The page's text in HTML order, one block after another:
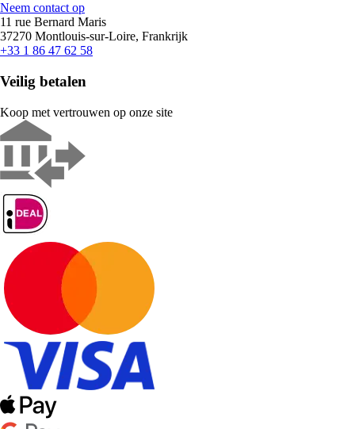
Neem contact op
11 rue Bernard Maris
37270 Montlouis-sur-Loire, Frankrijk
+33 1 86 47 62 58
Veilig betalen
Koop met vertrouwen op onze site